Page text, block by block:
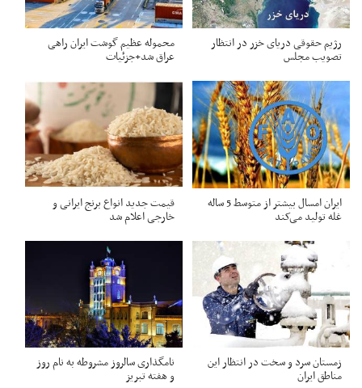
رژیم حقوقی دریای خزر در انتظار
تصویب مجلس
محموله عظیم گوشت ایران راهی
عراق شد+جزئیات
ایران امسال بیشتر از متوسط 5 ساله
غله تولید می‌کند
قیمت جدید انواع برنج ایرانی و
خارجی اعلام شد
زمستان سرد و سخت در انتظار این
مناطق ایران
نامگذاری سالروز مشروطه به نام روز
و هفته تبریز